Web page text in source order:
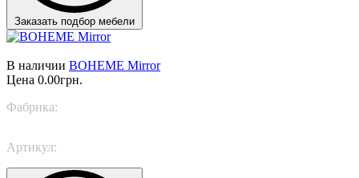
Заказать подбор мебели
В наличии BOHEME Mirror
Цена 0.00грн.
Фабрика:
Артикул: